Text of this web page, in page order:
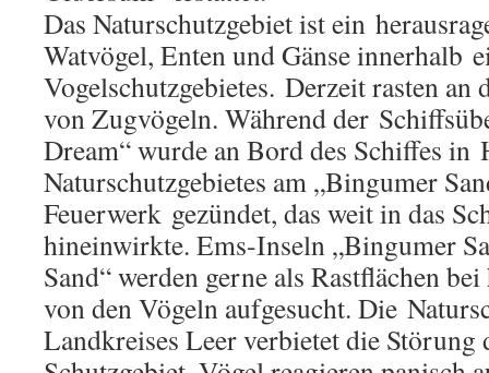
Das Naturschutzgebiet ist ein
Watvögel, Enten und Gänse innerhalb
Vogelschutzgebietes. Derzeit rasten an
von Zugvögeln. Während der
Dream“ wurde an Bord des Schiffes in
Naturschutzgebietes am „Bingumer
Feuerwerk gezündet, das weit in das
hineinwirkte. Ems-Inseln „Bingumer
Sand“ werden gerne als Rastflächen
von den Vögeln aufgesucht. Die
Landkreises Leer verbietet die